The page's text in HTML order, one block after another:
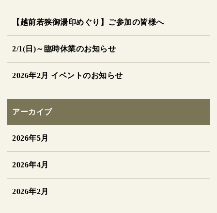
【越前若狭御湯印めぐり】ご参加の皆様へ
2/1(日)～臨時休業のお知らせ
2026年2月 イベントのお知らせ
アーカイブ
2026年5月
2026年4月
2026年2月